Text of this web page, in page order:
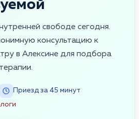
свободе сегодня.
консультацию к
в Алексине для подбора
Приезд за 45 минут